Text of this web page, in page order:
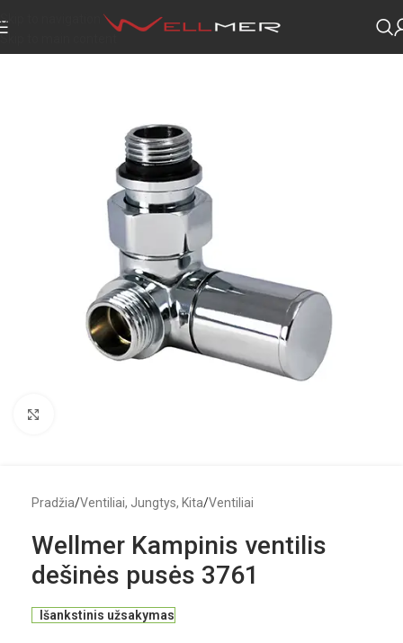
Skip to navigation
Pradžia/Ventiliai, Jungtys, Kita/Ventiliai
Wellmer Kampinis ventilis
dešinės pusės 3761
Išankstinis užsakymas